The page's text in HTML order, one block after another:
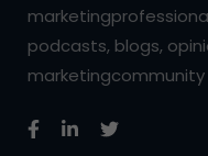
podcasts, blogs,
marketingcommunity